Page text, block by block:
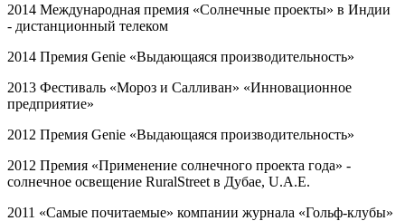
2014 Международная премия «Солнечные проекты» в Индии
- дистанционный телеком
2014 Премия Genie «Выдающаяся производительность»
2013 Фестиваль «Мороз и Салливан» «Инновационное
предприятие»
2012 Премия Genie «Выдающаяся производительность»
2012 Премия «Применение солнечного проекта года» -
солнечное освещение RuralStreet в Дубае, U.A.E.
2011 «Самые почитаемые» компании журнала «Гольф-клубы»